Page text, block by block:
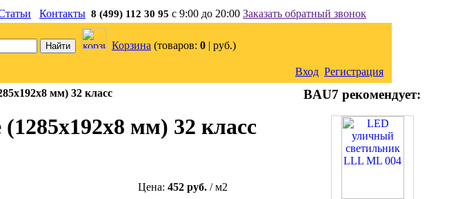
Контакты 8 (499) 112 30 95 с 9:00 до 20:00 Заказать обратный звонок
Корзина (товаров: 0 | руб.)
Вход Регистрация
мм) 32 класс
мм) 32 класс
Цена: 452 руб. / м2
BAU7 рекомендует: